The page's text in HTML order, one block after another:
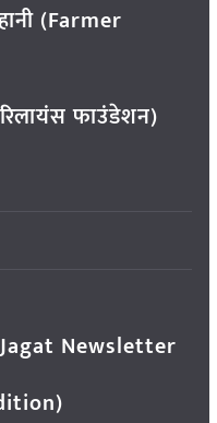
(Farmer
फाउंडेशन)
Newsletter